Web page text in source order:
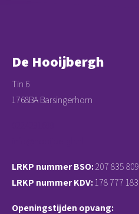
De Hooijbergh
Tin 6
1768BA Barsingerhorn
LRKP nummer BSO:207 835 809
LRKP nummer KDV:178 777 183
Openingstijden opvang: